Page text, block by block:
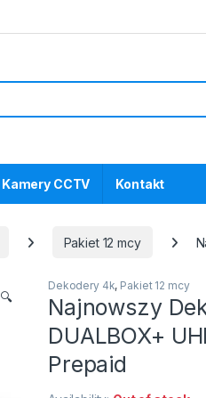
Kamery CCTV Kontakt
Pakiet 12 mcy
🔍
Dekodery 4k, Pakiet 12 mcy
Najnowszy
DUALBOX+
Prepaid